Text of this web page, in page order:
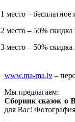
1 место –
2 место – 50%
3 место – 50%
www.ma-ma.lv –
Мы предлагаем:
Сборник сказок о
для Вас!